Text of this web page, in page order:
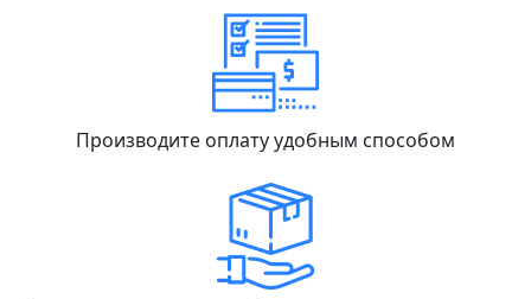
Производите оплату удобным способом